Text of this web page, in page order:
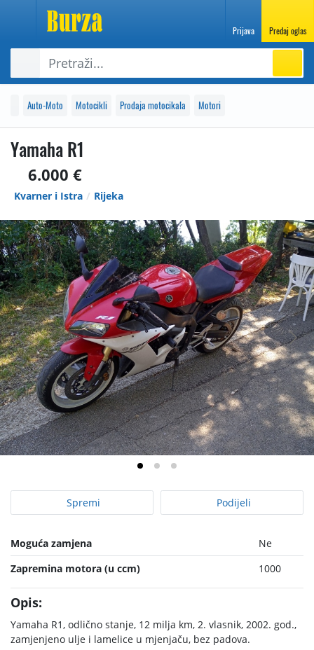
Prijava Predaj oglas
Auto-Moto Motocikli Prodaja motocikala Motori
Yamaha R1
6.000 €
Kvarner i Istra Rijeka
Spremi Podijeli
Moguća zamjena
Ne
Zapremina motora (u ccm)
1000
Opis:
Yamaha R1, odlično stanje, 12 milja km, 2. vlasnik, 2002. god.,
zamjenjeno ulje i lamelice u mjenjaču, bez padova.